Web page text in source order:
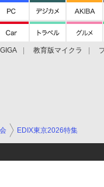
教育版マイクラ
EDIX東京2026特集